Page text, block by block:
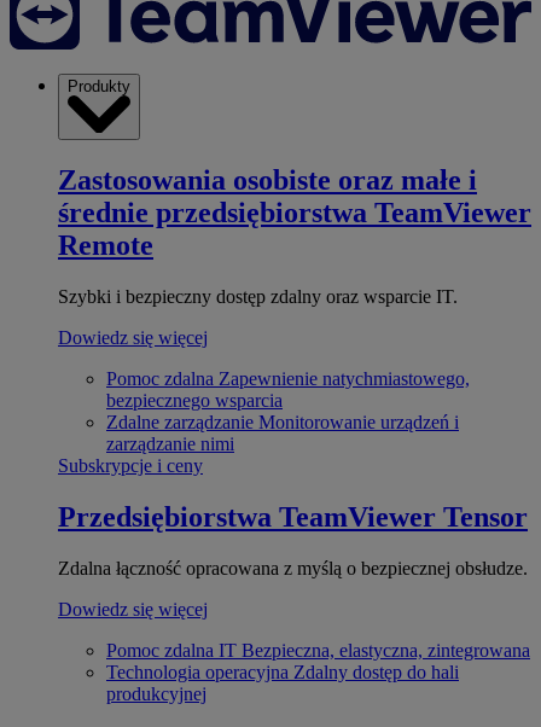
Produkty
Zastosowania osobiste oraz małe i
średnie przedsiębiorstwa TeamViewer
Remote
Szybki i bezpieczny dostęp zdalny oraz wsparcie IT.
Dowiedz się więcej
Pomoc zdalna Zapewnienie natychmiastowego,
bezpiecznego wsparcia
Zdalne zarządzanie Monitorowanie urządzeń i
zarządzanie nimi
Subskrypcje i ceny
Przedsiębiorstwa TeamViewer Tensor
Zdalna łączność opracowana z myślą o bezpiecznej obsłudze.
Dowiedz się więcej
Pomoc zdalna IT Bezpieczna, elastyczna, zintegrowana
Technologia operacyjna Zdalny dostęp do hali
produkcyjnej